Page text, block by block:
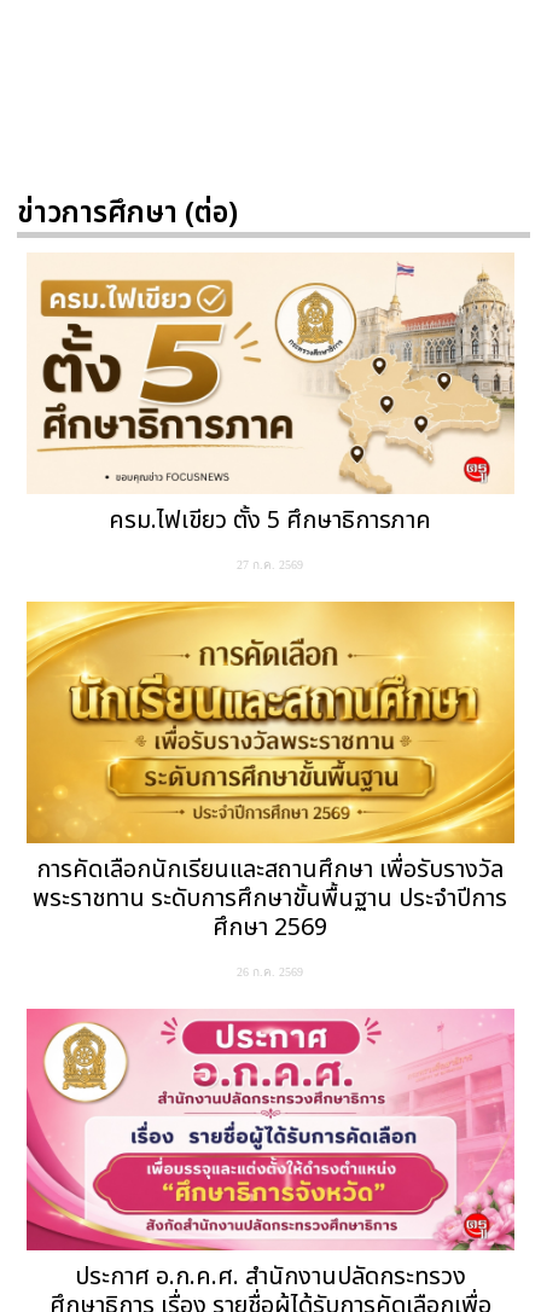
ข่าวการศึกษา (ต่อ)
ครม.ไฟเขียว ตั้ง 5 ศึกษาธิการภาค
27 ก.ค. 2569
การคัดเลือกนักเรียนและสถานศึกษา เพื่อรับรางวัล
พระราชทาน ระดับการศึกษาขั้นพื้นฐาน ประจำปีการ
ศึกษา 2569
26 ก.ค. 2569
ประกาศ อ.ก.ค.ศ. สำนักงานปลัดกระทรวง